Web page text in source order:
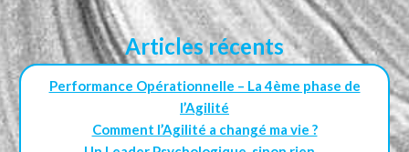
Articles récents
Performance Opérationnelle – La 4ème phase de
l’Agilité
Comment l’Agilité a changé ma vie ?